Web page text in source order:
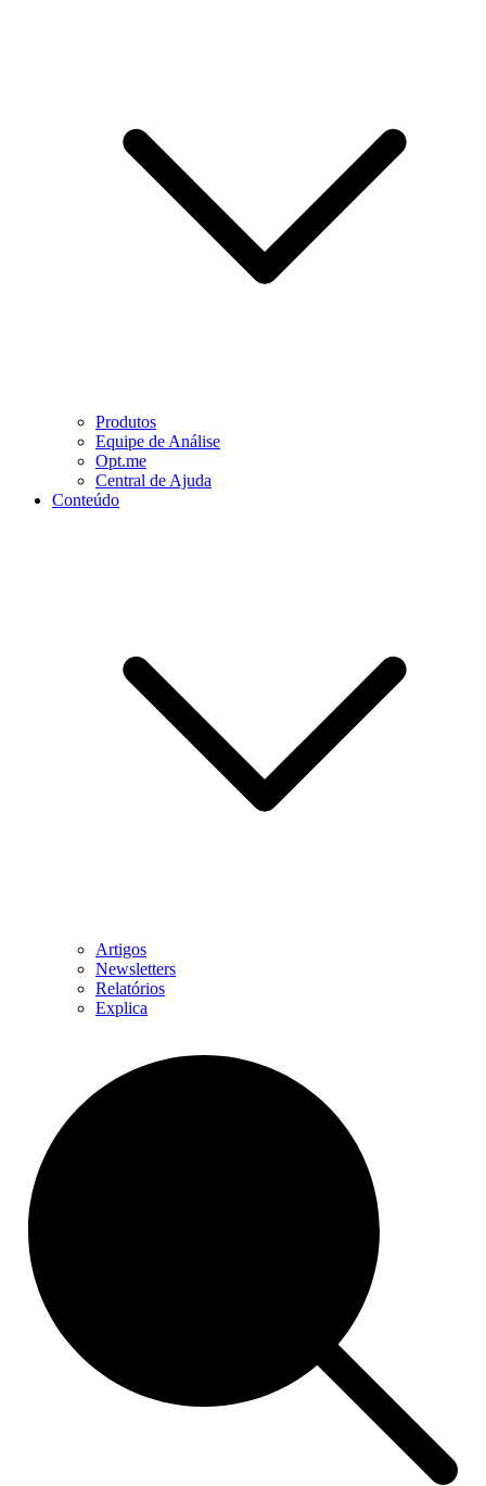
Produtos
Equipe de Análise
Opt.me
Central de Ajuda
Conteúdo
Artigos
Newsletters
Relatórios
Explica